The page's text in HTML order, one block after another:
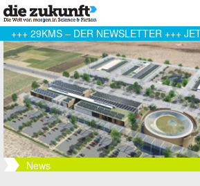
+++ 29KMS – DER NEWSLETTER +++
News